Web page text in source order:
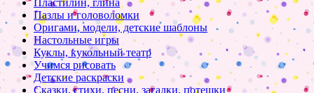
Пластилин, глина
Пазлы и головоломки
Оригами, модели, детские шаблоны
Настольные игры
Куклы, кукольный театр
Учимся рисовать
Детские раскраски
Сказки, стихи, песни, загадки, потешки